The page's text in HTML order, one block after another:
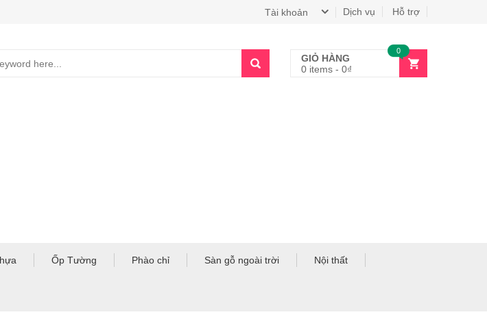
Dịch vụ Hỗ trợ
Tài khoản
GIỎ HÀNG
0 items - 0₫
0
Ốp Tường Phào chỉ Sàn gỗ ngoài trời Nội thất